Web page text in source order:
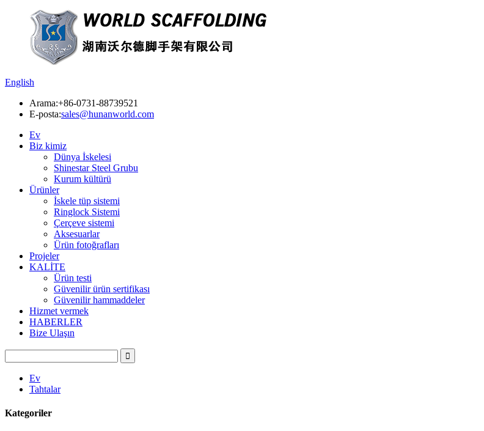
English
Arama:+86-0731-88739521
E-posta:sales@hunanworld.com
Ev
Biz kimiz
Dünya İskelesi
Shinestar Steel Grubu
Kurum kültürü
Ürünler
İskele tüp sistemi
Ringlock Sistemi
Çerçeve sistemi
Aksesuarlar
Ürün fotoğrafları
Projeler
KALİTE
Ürün testi
Güvenilir ürün sertifikası
Güvenilir hammaddeler
Hizmet vermek
HABERLER
Bize Ulaşın
Ev
Tahtalar
Kategoriler